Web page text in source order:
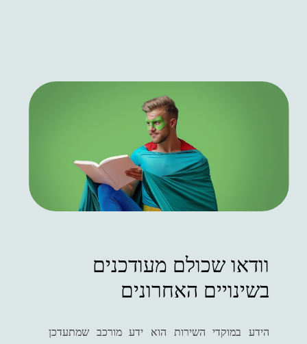
וודאו שכולם מעודכנים
בשינויים האחרונים
הידע במוקדי השירות הוא ידע מורכב שמתעדכן